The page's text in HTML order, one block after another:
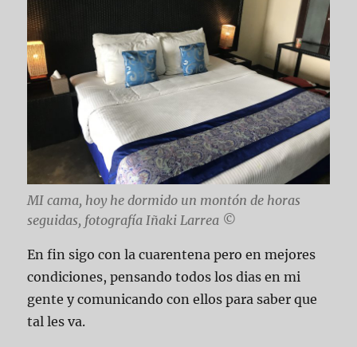
MI cama, hoy he dormido un montón de horas
seguidas, fotografía Iñaki Larrea ©
En fin sigo con la cuarentena pero en mejores
condiciones, pensando todos los dias en mi
gente y comunicando con ellos para saber que
tal les va.